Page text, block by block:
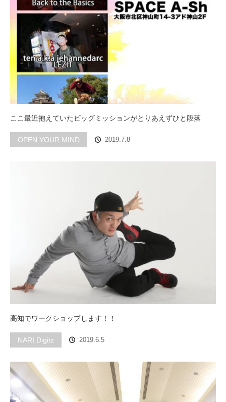
ここ最近抱えていたビッグミッションがとりあえずひと段落
OPEN YOUR MIND 2019.7.8
高知でワークショップします！！
NARI.Digitz 2019.6.5